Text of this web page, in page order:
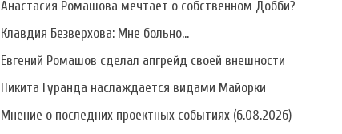
Анастасия Ромашова мечтает о собственном Добби?
Клавдия Безверхова: Мне больно...
Евгений Ромашов сделал апгрейд своей внешности
Никита Гуранда наслаждается видами Майорки
Мнение о последних проектных событиях (6.08.2026)